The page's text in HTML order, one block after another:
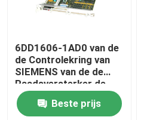
6DD1606-1AD0 van de
de Controlekring van
SIEMENS van de de
Raadsversterker de
Kringsraad PT20M
32MHz Beste prijs